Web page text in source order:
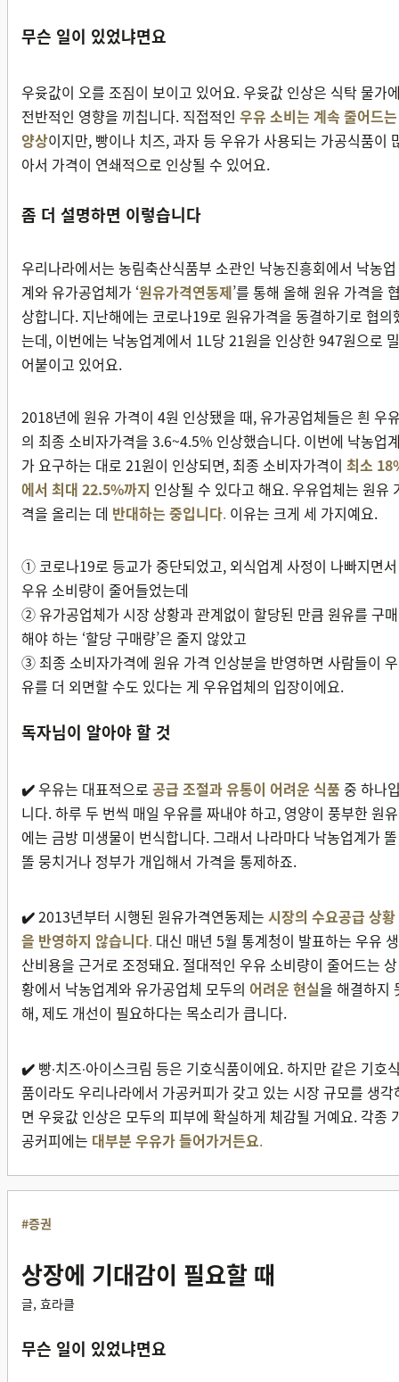
무슨 일이 있었냐면요
우윳값이 오를 조짐이 보이고 있어요. 우윳값 인상은 식탁 물가
전반적인 영향을 끼칩니다. 직접적인 우유 소비는 계속 줄어드는
양상이지만, 빵이나 치즈, 과자 등 우유가 사용되는 가공식품이
아서 가격이 연쇄적으로 인상될 수 있어요.
좀 더 설명하면 이렇습니다
우리나라에서는 농림축산식품부 소관인 낙농진흥회에서 낙농업
계와 유가공업체가 ‘원유가격연동제’를 통해 올해 원유 가격을
상합니다. 지난해에는 코로나19로 원유가격을 동결하기로 협의
는데, 이번에는 낙농업계에서 1L당 21원을 인상한 947원으로 밀
어붙이고 있어요.
2018년에 원유 가격이 4원 인상됐을 때, 유가공업체들은 흰 우
의 최종 소비자가격을 3.6~4.5% 인상했습니다. 이번에 낙농업
가 요구하는 대로 21원이 인상되면, 최종 소비자가격이 최소 1
에서 최대 22.5%까지 인상될 수 있다고 해요. 우유업체는 원유
격을 올리는 데 반대하는 중입니다. 이유는 크게 세 가지예요.
① 코로나19로 등교가 중단되었고, 외식업계 사정이 나빠지면서
우유 소비량이 줄어들었는데
② 유가공업체가 시장 상황과 관계없이 할당된 만큼 원유를 구매
해야 하는 ‘할당 구매량’은 줄지 않았고
③ 최종 소비자가격에 원유 가격 인상분을 반영하면 사람들이 우
유를 더 외면할 수도 있다는 게 우유업체의 입장이에요.
독자님이 알아야 할 것
✔️우유는 대표적으로 공급 조절과 유통이 어려운 식품 중 하나
니다. 하루 두 번씩 매일 우유를 짜내야 하고, 영양이 풍부한 원유
에는 금방 미생물이 번식합니다. 그래서 나라마다 낙농업계가 똘
똘 뭉치거나 정부가 개입해서 가격을 통제하죠.
✔️2013년부터 시행된 원유가격연동제는 시장의 수요공급 상황
을 반영하지 않습니다. 대신 매년 5월 통계청이 발표하는 우유 생
산비용을 근거로 조정돼요. 절대적인 우유 소비량이 줄어드는 상
황에서 낙농업계와 유가공업체 모두의 어려운 현실을 해결하지
해, 제도 개선이 필요하다는 목소리가 큽니다.
✔️ 빵·치즈·아이스크림 등은 기호식품이에요. 하지만 같은 기호
품이라도 우리나라에서 가공커피가 갖고 있는 시장 규모를 생각
면 우윳값 인상은 모두의 피부에 확실하게 체감될 거예요. 각종
공커피에는 대부분 우유가 들어가거든요.
#증권
상장에 기대감이 필요할 때
글, 효라클
무슨 일이 있었냐면요